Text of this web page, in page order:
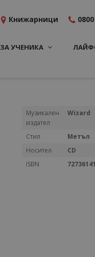
Книжарници
ЗА УЧЕНИКА
Повече
информация
Музикален
издател
Wizard
Стил
Метъл
Носител
CD
ISBN